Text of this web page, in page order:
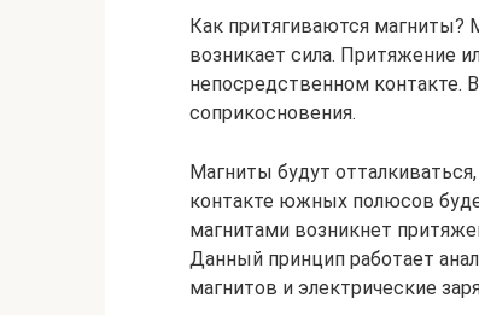
Как притягиваются магниты?
возникает сила. Притяжение
непосредственном контакте.
соприкосновения.
Магниты будут
контакте южных полюсов
магнитами возникнет
Данный принцип работает
магнитов и электрические